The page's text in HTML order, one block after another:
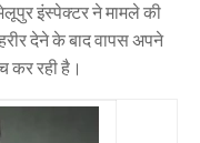
इंस्पेक्टर ने मामले की
देने के बाद वापस अपने
कर रही है।